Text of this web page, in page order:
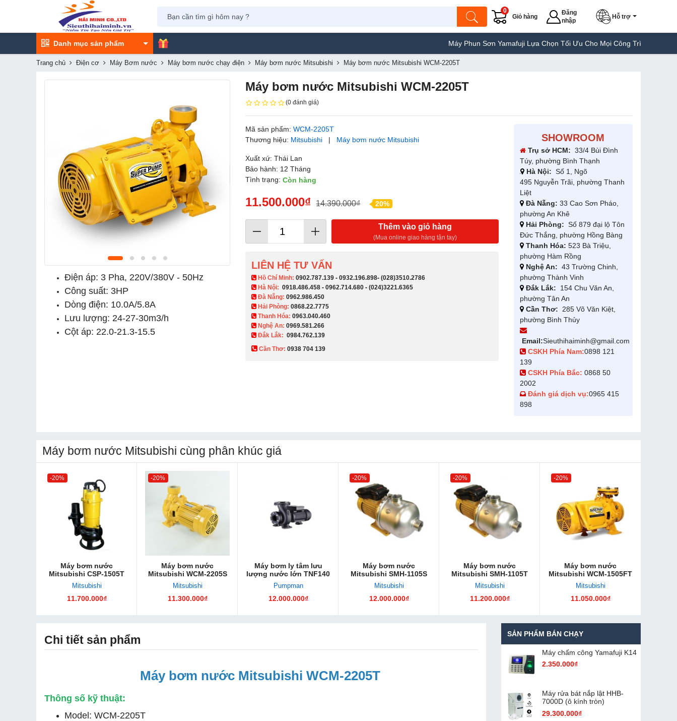
Giỏ hàng
0
Đăng
nhập
Hỗ trợ
Danh mục sản phẩm Máy Phun Sơn Yamafuji Lựa Chọn Tối Ưu Cho Mọi Công Trình Máy Hàn Túi
Trang chủ Điện cơ Máy Bơm nước Máy bơm nước chạy điện Máy bơm nước Mitsubishi Máy bơm nước Mitsubishi WCM-2205T
Điện áp: 3 Pha, 220V/380V - 50Hz
Công suất: 3HP
Dòng điện: 10.0A/5.8A
Lưu lượng: 24-27-30m3/h
Cột áp: 22.0-21.3-15.5
Máy bơm nước Mitsubishi WCM-2205T
(0 đánh giá)
Mã sản phẩm:WCM-2205T
Thương hiệu: Mitsubishi | Máy bơm nước Mitsubishi
Xuất xứ: Thái Lan
Bảo hành: 12 Tháng
Tình trạng:Còn hàng
11.500.000₫ 14.390.000₫ 20%
Thêm vào giỏ hàng
(Mua online giao hàng tận tay)
LIÊN HỆ TƯ VẤN
​ Hồ Chí Minh:0902.787.139 -0932.196.898-(028)3510.2786
Hà Nội:0918.486.458 -0962.714.680 -(024)3221.6365
Đà Nẵng:0962.986.450
Hải Phòng:0868.22.7775
Thanh Hóa:0963.040.460
Nghệ An:0969.581.266
Đắk Lắk: 0984.762.139
Cần Thơ:0938 704 139​
SHOWROOM
Trụ sở HCM: 33/4 Bùi Đình
Túy, phường Bình Thạnh
Hà Nội: Số 1, Ngõ
495 Nguyễn Trãi, phường Thanh
Liệt
Đà Nẵng: 33 Cao Sơn Pháo,
phường An Khê
Hải Phòng: Số 879 đại lộ Tôn
Đức Thắng, phường Hồng Bàng
Thanh Hóa: 523 Bà Triệu,
phường Hàm Rồng
Nghệ An: 43 Trường Chinh,
phường Thành Vinh
Đắk Lắk: 154 Chu Văn An,
phường Tân An
Cần Thơ: 285 Võ Văn Kiệt,
phường Bình Thủy
Email:Sieuthihaiminh@gmail.com
CSKH Phía Nam:0898 121
139
CSKH Phía Bắc: 0868 50
2002
Đánh giá dịch vụ:0965 415
898
Máy bơm nước Mitsubishi cùng phân khúc giá
-20%
Máy bơm nước
Mitsubishi CSP-1505T
Mitsubishi
11.700.000₫
-20%
Máy bơm nước
Mitsubishi WCM-2205S
Mitsubishi
11.300.000₫
Máy bơm ly tâm lưu
lượng nước lớn TNF140
Pumpman
12.000.000₫
-20%
Máy bơm nước
Mitsubishi SMH-1105S
Mitsubishi
12.000.000₫
-20%
Máy bơm nước
Mitsubishi SMH-1105T
Mitsubishi
11.200.000₫
-20%
Máy bơm nước
Mitsubishi WCM-1505FT
Mitsubishi
11.050.000₫
Chi tiết sản phẩm
Máy bơm nước Mitsubishi WCM-2205T
Thông số kỹ thuật:
Model: WCM-2205T
SẢN PHẨM BÁN CHẠY
Máy chấm cô​ng Yamafuji K14
2.350.000₫
Máy rửa bát nắp lật HHB-
7000D (ô kính tròn)
29.300.000₫